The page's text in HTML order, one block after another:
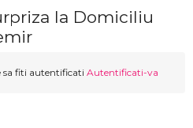
la Domiciliu
sa fiti autentificati Autentificati-va